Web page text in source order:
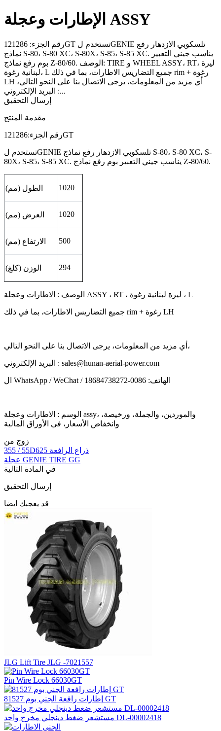
الإطارات وعجلة ASSY
رقم الجزء: 121286GT تستخدم لGENIE تلسكوبي الازدهار رفع
نماذج S-80، S-80 XC، S-80X، S-85، S-85 XC. يناسب جيني التعبير
بوم رفع نماذج Z-80/60. الوصف: TIRE و WHEEL ASSY، RT، ليرة
لبنانية رغوة، L جميع التضاريس الاطارات، بما في ذلك rim + رغوة
LH أي مزيد من المعلومات، يرجى الاتصال بنا على النحو التالي،
البريد الإلكتروني :...
إرسال التحقيق
مقدمة المنتج
رقم الجزء:121286GT
تستخدم لGENIE تلسكوبي الازدهار رفع نماذج S-80، S-80 XC، S-
80X، S-85، S-85 XC. يناسب جيني التعبير بوم رفع نماذج Z-80/60.
الطول (مم) 1020
العرض (مم) 1020
الارتفاع (مم) 500
الوزن (كلغ) 294
الوصف : الاطارات وعجلة ASSY ، RT ، ليرة لبنانية رغوة ، L
جميع التضاريس الاطارات، بما في ذلك rim + رغوة LH
أي مزيد من المعلومات، يرجى الاتصال بنا على النحو التالي،
البريد الإلكتروني : sales@hunan-aerial-power.com
ال WhatsApp / WeChat / الهاتف: 0086-18684738272
الوسم : الاطارات وعجلة assy، والموردين، والجملة، ورخيصة،
وانخفاض الأسعار، في الأوراق المالية
زوج من
355 / 55D625 ذراع الرافعة
عجلة GENIE TIRE GG
في المادة التالية
إرسال التحقيق
قد يعجبك ايضا
JLG Lift Tire JLG -7021557
Pin Wire Lock 66030GT
إطارات رافعة الجني بوم 81527 GT
مستشعر ضغط دينجلي مخرج واحد DL-00002418